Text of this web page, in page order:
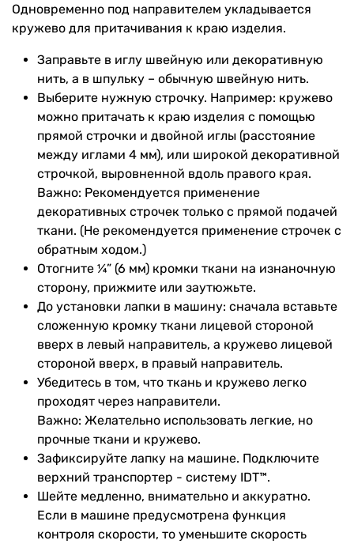
Одновременно под направителем укладывается
кружево для притачивания к краю изделия.
Заправьте в иглу швейную или декоративную
нить, а в шпульку – обычную швейную нить.
Выберите нужную строчку. Например: кружево
можно притачать к краю изделия с помощью
прямой строчки и двойной иглы (расстояние
между иглами 4 мм), или широкой декоративной
строчкой, выровненной вдоль правого края.
Важно: Рекомендуется применение
декоративных строчек только с прямой подачей
ткани. (Не рекомендуется применение строчек с
обратным ходом.)
Отогните ¼” (6 мм) кромки ткани на изнаночную
сторону, прижмите или заутюжьте.
До установки лапки в машину: сначала вставьте
сложенную кромку ткани лицевой стороной
вверх в левый направитель, а кружево лицевой
стороной вверх, в правый направитель.
Убедитесь в том, что ткань и кружево легко
проходят через направители.
Важно: Желательно использовать легкие, но
прочные ткани и кружево.
Зафиксируйте лапку на машине. Подключите
верхний транспортер - систему IDT™.
Шейте медленно, внимательно и аккуратно.
Если в машине предусмотрена функция
контроля скорости, то уменьшите скорость